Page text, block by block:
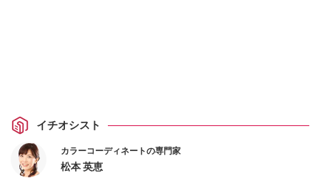
イチオシスト
カラーコーディネートの専門家
松本 英恵